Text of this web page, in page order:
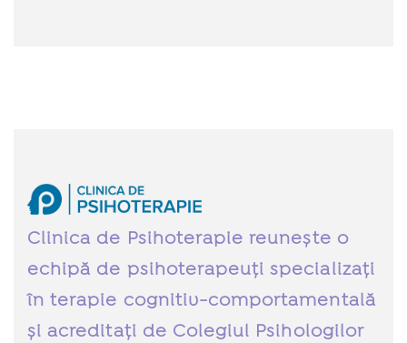
Clinica de Psihoterapie reunește o
echipă de psihoterapeuți specializați
în terapie cognitiv-comportamentală
și acreditați de Colegiul Psihologilor